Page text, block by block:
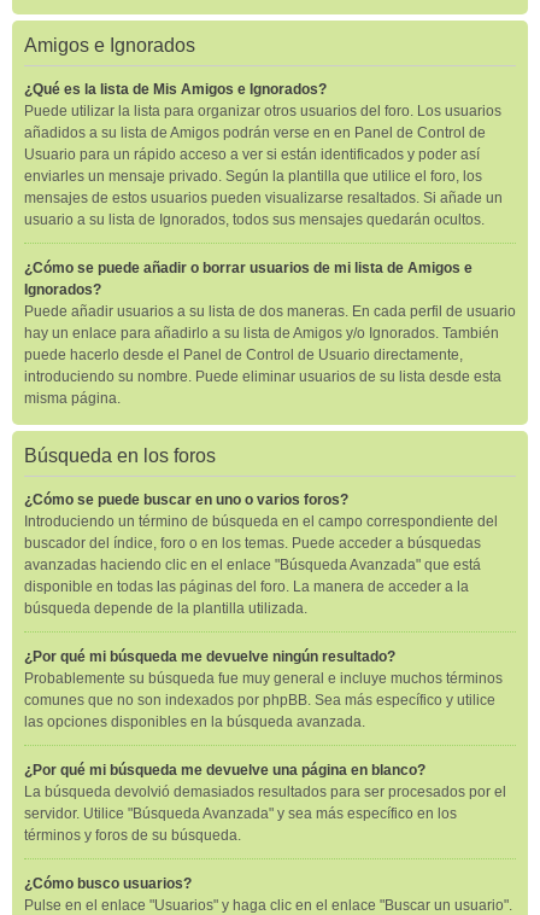
Amigos e Ignorados
¿Qué es la lista de Mis Amigos e Ignorados?
Puede utilizar la lista para organizar otros usuarios del foro. Los usuarios
añadidos a su lista de Amigos podrán verse en en Panel de Control de
Usuario para un rápido acceso a ver si están identificados y poder así
enviarles un mensaje privado. Según la plantilla que utilice el foro, los
mensajes de estos usuarios pueden visualizarse resaltados. Si añade un
usuario a su lista de Ignorados, todos sus mensajes quedarán ocultos.
¿Cómo se puede añadir o borrar usuarios de mi lista de Amigos e
Ignorados?
Puede añadir usuarios a su lista de dos maneras. En cada perfil de usuario
hay un enlace para añadirlo a su lista de Amigos y/o Ignorados. También
puede hacerlo desde el Panel de Control de Usuario directamente,
introduciendo su nombre. Puede eliminar usuarios de su lista desde esta
misma página.
Búsqueda en los foros
¿Cómo se puede buscar en uno o varios foros?
Introduciendo un término de búsqueda en el campo correspondiente del
buscador del índice, foro o en los temas. Puede acceder a búsquedas
avanzadas haciendo clic en el enlace "Búsqueda Avanzada" que está
disponible en todas las páginas del foro. La manera de acceder a la
búsqueda depende de la plantilla utilizada.
¿Por qué mi búsqueda me devuelve ningún resultado?
Probablemente su búsqueda fue muy general e incluye muchos términos
comunes que no son indexados por phpBB. Sea más específico y utilice
las opciones disponibles en la búsqueda avanzada.
¿Por qué mi búsqueda me devuelve una página en blanco?
La búsqueda devolvió demasiados resultados para ser procesados por el
servidor. Utilice "Búsqueda Avanzada" y sea más específico en los
términos y foros de su búsqueda.
¿Cómo busco usuarios?
Pulse en el enlace "Usuarios" y haga clic en el enlace "Buscar un usuario".